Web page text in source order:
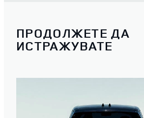
ПРОДОЛЖЕТЕ ДА
ИСТРАЖУВАТЕ